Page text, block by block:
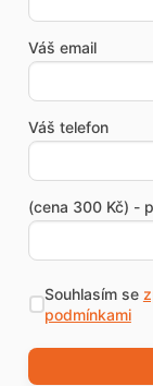
Váš email
Váš telefon
(cena 300 Kč) -
Souhlasím se
podmínkami